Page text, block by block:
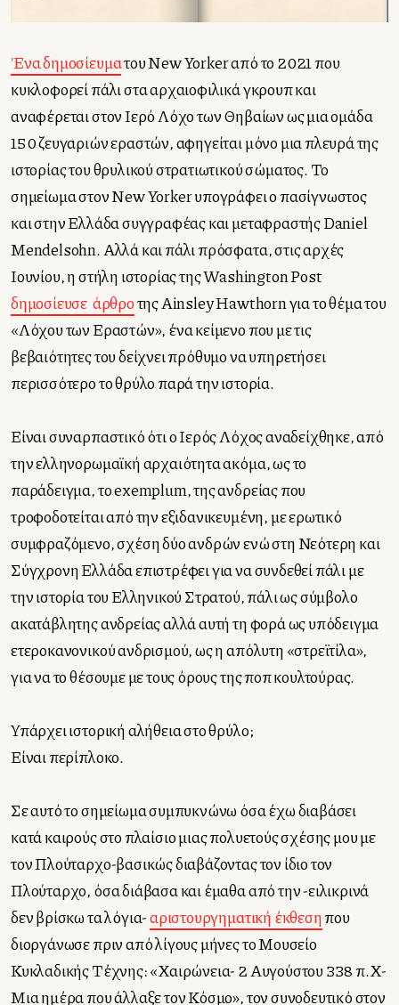
Ένα δημοσίευματου New Yorker από το 2021 που
κυκλοφορεί πάλι στα αρχαιοφιλικά γκρουπ και
αναφέρεται στον Ιερό Λόχο των Θηβαίων ως μια ομάδα
150 ζευγαριών εραστών, αφηγείται μόνο μια πλευρά της
ιστορίας του θρυλικού στρατιωτικού σώματος. Το
σημείωμα στον New Yorker υπογράφει ο πασίγνωστος
και στην Ελλάδα συγγραφέας και μεταφραστής Daniel
Mendelsohn. Αλλά και πάλι πρόσφατα, στις αρχές
Ιουνίου, η στήλη ιστορίας της Washington Post
δημοσίευσε άρθροτης Ainsley Hawthorn για το θέμα του
«Λόχου των Εραστών», ένα κείμενο που με τις
βεβαιότητες του δείχνει πρόθυμο να υπηρετήσει
περισσότερο το θρύλο παρά την ιστορία.
Είναι συναρπαστικό ότι ο Ιερός Λόχος αναδείχθηκε, από
την ελληνορωμαϊκή αρχαιότητα ακόμα, ως το
παράδειγμα, το exemplum, της ανδρείας που
τροφοδοτείται από την εξιδανικευμένη, με ερωτικό
συμφραζόμενο, σχέση δύο ανδρών ενώ στη Νεότερη και
Σύγχρονη Ελλάδα επιστρέφει για να συνδεθεί πάλι με
την ιστορία του Ελληνικού Στρατού, πάλι ως σύμβολο
ακατάβλητης ανδρείας αλλά αυτή τη φορά ως υπόδειγμα
ετεροκανονικού ανδρισμού, ως η απόλυτη «στρεϊτίλα»,
για να το θέσουμε με τους όρους της ποπ κουλτούρας.
Υπάρχει ιστορική αλήθεια στο θρύλο;
Είναι περίπλοκο.
Σε αυτό το σημείωμα συμπυκνώνω όσα έχω διαβάσει
κατά καιρούς στο πλαίσιο μιας πολυετούς σχέσης μου με
τον Πλούταρχο-βασικώς διαβάζοντας τον ίδιο τον
Πλούταρχο, όσα διάβασα και έμαθα από την -ειλικρινά
δεν βρίσκω τα λόγια-αριστουργηματική έκθεσηπου
διοργάνωσε πριν από λίγους μήνες το Μουσείο
Κυκλαδικής Τέχνης: «Χαιρώνεια- 2 Αυγούστου 338 π.Χ-
Μια ημέρα που άλλαξε τον Κόσμο», τον συνοδευτικό στον